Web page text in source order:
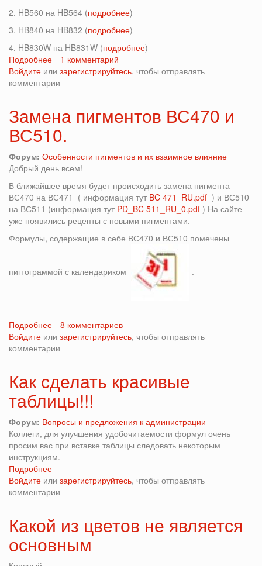
2. HB560 на HB564 (подробнее)
3. HB840 на HB832 (подробнее)
4. HB830W на HB831W (подробнее)
Подробнее
Замена
пигментов
HD
1 комментарий
Войдите или зарегистрируйтесь, чтобы отправлять
комментарии
Замена пигментов ВС470 и
ВС510.
Форум: Особенности пигментов и их взаимное влияние
Добрый день всем!
В ближайшее время будет происходить замена пигмента
ВС470 на ВС471 ( информация тут BC 471_RU.pdf ) и ВС510
на ВС511 (информация тут PD_BC 511_RU_0.pdf ) На сайте
уже появились рецепты с новыми пигментами.
Формулы, содержащие в себе ВС470 и ВС510 помечены
пигтограммой с календариком .
Подробнее
Замена
пигментов
ВС510.
8 комментариев
Войдите или зарегистрируйтесь, чтобы отправлять
комментарии
Как сделать красивые
таблицы!!!
Форум: Вопросы и предложения к администрации
Коллеги, для улучшения удобочитаемости формул очень
просим вас при вставке таблицы следовать некоторым
инструкциям.
Подробнее
Как
сделать
Войдите или зарегистрируйтесь, чтобы отправлять
комментарии
Какой из цветов не является
основным